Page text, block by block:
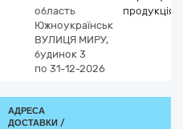
область
Южноукраїнськ
ВУЛИЦЯ МИРУ,
будинок 3
по 31-12-2026
продукція
АДРЕСА
ДОСТАВКИ /